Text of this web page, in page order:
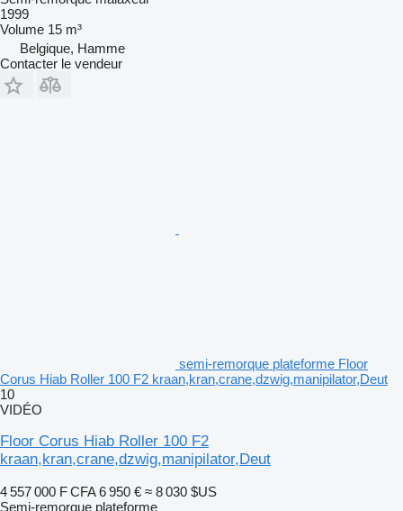
1999
Volume 15 m³
Belgique, Hamme
Contacter le vendeur
semi-remorque plateforme Floor
Corus Hiab Roller 100 F2 kraan,kran,crane,dzwig,manipilator,Deut
10
VIDÉO
Floor Corus Hiab Roller 100 F2
kraan,kran,crane,dzwig,manipilator,Deut
4 557 000 F CFA 6 950 € ≈ 8 030 $US
Semi-remorque plateforme